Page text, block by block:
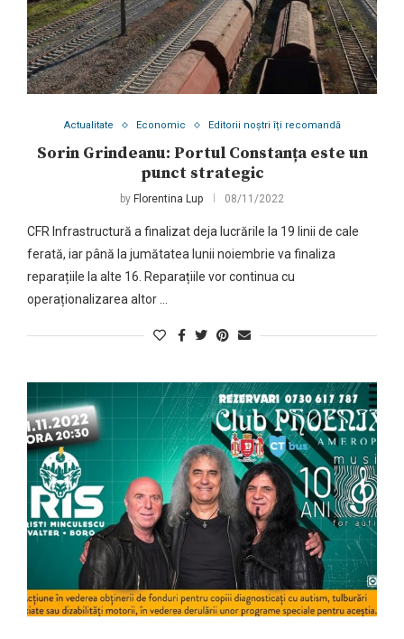
Actualitate Economic Editorii noștri îți recomandă
Sorin Grindeanu: Portul Constanța este un
punct strategic
by Florentina Lup 08/11/2022
CFR Infrastructură a finalizat deja lucrările la 19 linii de cale
ferată, iar până la jumătatea lunii noiembrie va finaliza
reparațiile la alte 16. Reparațiile vor continua cu
operaționalizarea altor …